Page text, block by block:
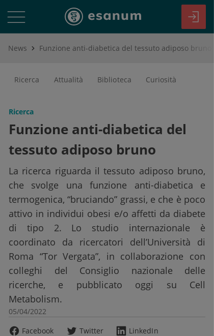
News Funzione anti-diabetica del tessuto adiposo bruno
Ricerca Attualità Biblioteca Curiosità
Ricerca
Funzione anti-diabetica del
tessuto adiposo bruno
La ricerca riguarda il tessuto adiposo bruno,
che svolge una funzione anti-diabetica e
termogenica, “bruciando” grassi, e che è poco
attivo in individui obesi e/o affetti da diabete
di tipo 2. Lo studio internazionale è
coordinato da ricercatori dell’Università di
Roma “Tor Vergata”, in collaborazione con
colleghi del Consiglio nazionale delle
ricerche, e pubblicato oggi su Cell
Metabolism.
05/04/2022
Facebook
Twitter LinkedIn